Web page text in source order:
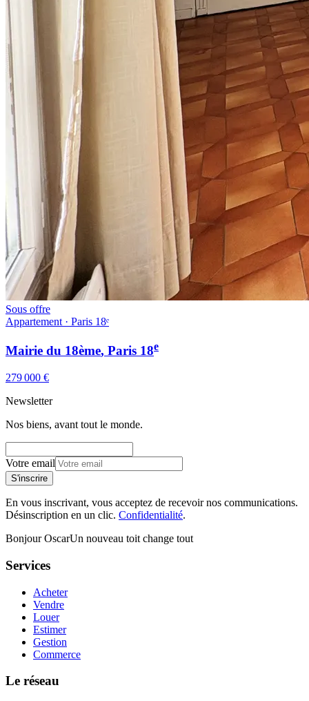
Sous offre
Appartement · Paris 18ᵉ
Mairie du 18ème, Paris 18e
279 000 €
Newsletter
Nos biens, avant tout le monde.
Votre email
S'inscrire
En vous inscrivant, vous acceptez de recevoir nos communications.
Désinscription en un clic. Confidentialité.
Bonjour OscarUn nouveau toit change tout
Services
Acheter
Vendre
Louer
Estimer
Gestion
Commerce
Le réseau